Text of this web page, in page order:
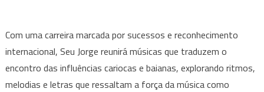
em
BH
neste
sábado,
Com uma carreira marcada por sucessos e reconhecimento
internacional, Seu Jorge reunirá músicas que traduzem o
encontro das influências cariocas e baianas, explorando ritmos,
melodias e letras que ressaltam a força da música como